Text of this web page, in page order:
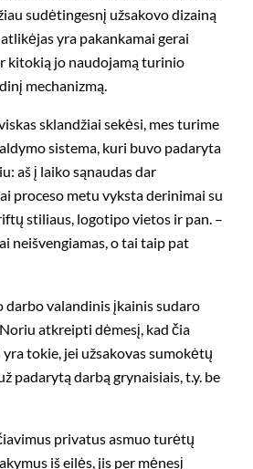
sudėtingesnį užsakovo dizainą
yra pakankamai gerai
kitokią jo naudojamą turinio
mechanizmą.
sklandžiai sekėsi, mes turime
sistema, kuri buvo padaryta
aš į laiko sąnaudas dar
proceso metu vyksta derinimai su
stiliaus, logotipo vietos ir pan. –
neišvengiamas, o tai taip pat
darbo valandinis įkainis sudaro
atkreipti dėmesį, kad čia
tokie, jei užsakovas sumokėtų
padarytą darbą grynaisiais, t.y. be
privatus asmuo turėtų
iš eilės, jis per mėnesį